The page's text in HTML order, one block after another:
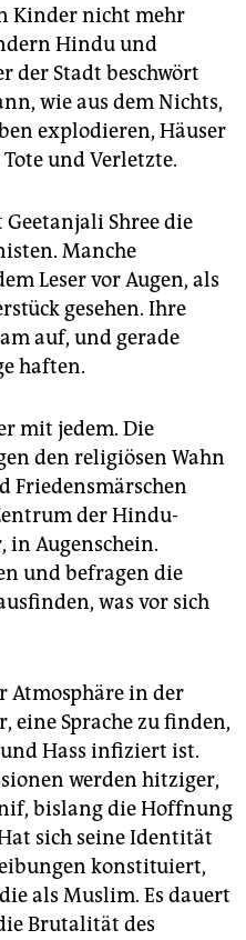
Kinder nicht mehr
Hindu und
der Stadt beschwört
wie aus dem Nichts,
explodieren, Häuser
und Verletzte.
Shree die
Manche
Leser vor Augen, als
gesehen. Ihre
auf, und gerade
haften.
mit jedem. Die
den religiösen Wahn
Friedensmärschen
der Hindu-
Augenschein.
und befragen die
was vor sich
Atmosphäre in der
eine Sprache zu finden,
Hass infiziert ist.
werden hitziger,
bislang die Hoffnung
sich seine Identität
konstituiert,
als Muslim. Es dauert
Brutalität des